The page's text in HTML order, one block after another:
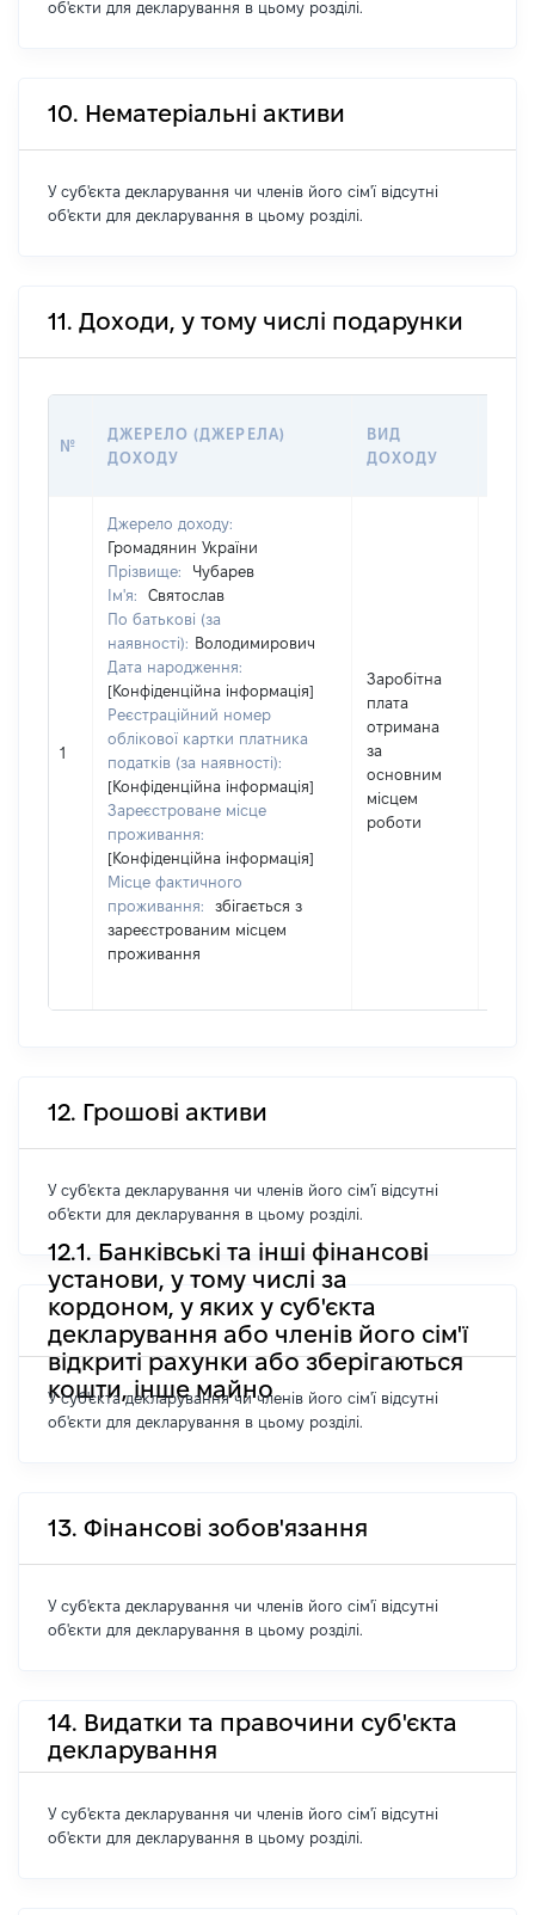
об'єкти для декларування в цьому розділі.
10. Нематеріальні активи
У суб'єкта декларування чи членів його сім'ї відсутні
об'єкти для декларування в цьому розділі.
11. Доходи, у тому числі подарунки
№
ДЖЕРЕЛО (ДЖЕРЕЛА)
ДОХОДУ
ВИД
ДОХОДУ
1
Джерело доходу:
Громадянин України
Прізвище:
Чубарев
Ім'я:
Святослав
По батькові (за
наявності): Володимирович
Дата народження:
[Конфіденційна інформація]
Реєстраційний номер
облікової картки платника
податків (за наявності):
[Конфіденційна інформація]
Зареєстроване місце
проживання:
[Конфіденційна інформація]
Місце фактичного
проживання:
збігається з
зареєстрованим місцем
проживання
Заробітна
плата
отримана
за
основним
місцем
роботи
12. Грошові активи
У суб'єкта декларування чи членів його сім'ї відсутні
об'єкти для декларування в цьому розділі.
12.1. Банківські та інші фінансові
установи, у тому числі за
кордоном, у яких у суб'єкта
декларування або членів його сім'ї
відкриті рахунки або зберігаються
кошти, інше майно
У суб'єкта декларування чи членів його сім'ї відсутні
об'єкти для декларування в цьому розділі.
13. Фінансові зобов'язання
У суб'єкта декларування чи членів його сім'ї відсутні
об'єкти для декларування в цьому розділі.
14. Видатки та правочини суб'єкта
декларування
У суб'єкта декларування чи членів його сім'ї відсутні
об'єкти для декларування в цьому розділі.